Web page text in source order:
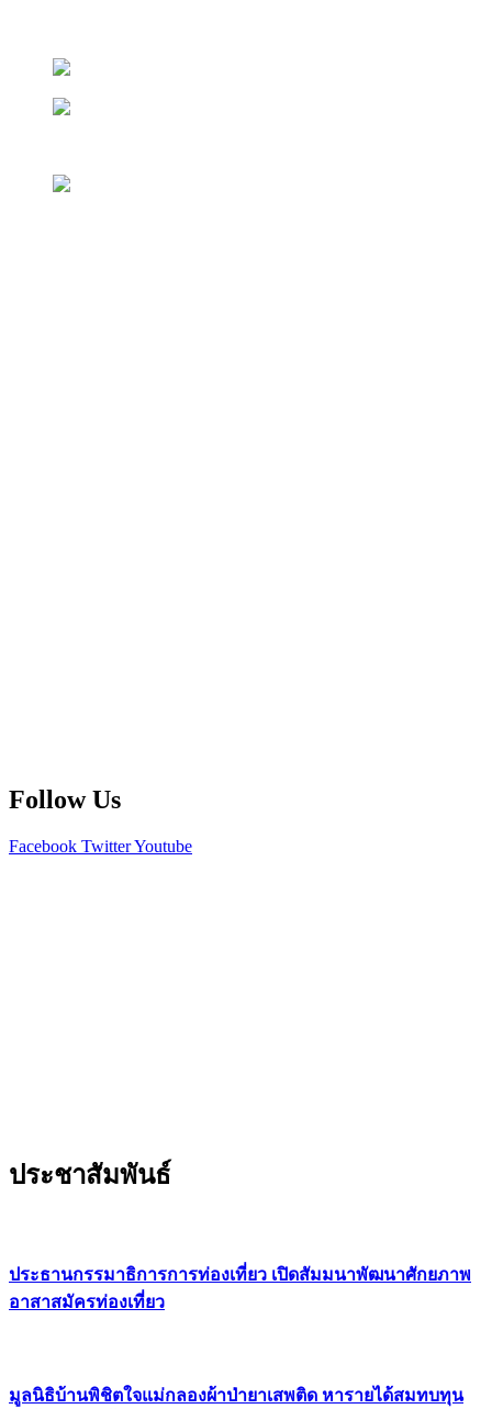
Follow Us
Facebook TwitterYoutube
ประชาสัมพันธ์
ประธานกรรมาธิการการท่องเที่ยว เปิดสัมมนาพัฒนาศักยภาพ
อาสาสมัครท่องเที่ยว
มูลนิธิบ้านพิชิตใจแม่กลองผ้าป่ายาเสพติด หารายได้สมทบทุน